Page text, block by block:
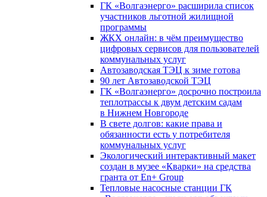
ГК «Волгаэнерго» расширила список
участников льготной жилищной
программы
ЖКХ онлайн: в чём преимущество
цифровых сервисов для пользователей
коммунальных услуг
Автозаводская ТЭЦ к зиме готова
90 лет Автозаводской ТЭЦ
ГК «Волгаэнерго» досрочно построила
теплотрассы к двум детским садам
в Нижнем Новгороде
В свете долгов: какие права и
обязанности есть у потребителя
коммунальных услуг
Экологический интерактивный макет
создан в музее «Кварки» на средства
гранта от En+ Group
Тепловые насосные станции ГК